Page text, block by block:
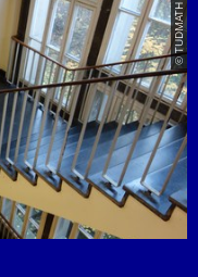
© TUDMATH